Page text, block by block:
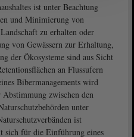
ist unter Beachtung
und Minimierung von
zu erhalten oder
von Gewässern zur Erhaltung,
der Ökosysteme sind aus Sicht
an Flussufern
Bibermanagements wird
zwischen den
unter
ist
sich für die Einführung eines